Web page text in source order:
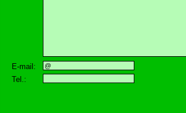
E-mail:
Tel.: